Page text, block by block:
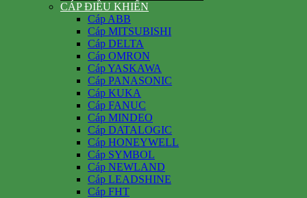
CÁP ĐIỀU KHIỂN
Cáp ABB
Cáp MITSUBISHI
Cáp DELTA
Cáp OMRON
Cáp YASKAWA
Cáp PANASONIC
Cáp KUKA
Cáp FANUC
Cáp MINDEO
Cáp DATALOGIC
Cáp HONEYWELL
Cáp SYMBOL
Cáp NEWLAND
Cáp LEADSHINE
Cáp FHT